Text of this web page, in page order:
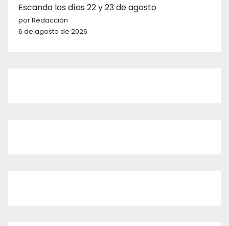
Escanda los días 22 y 23 de agosto
por Redacción
6 de agosto de 2026